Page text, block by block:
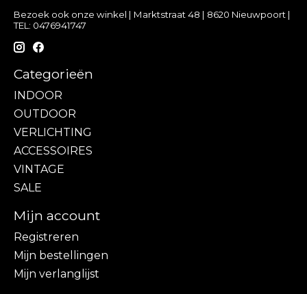
Bezoek ook onze winkel | Marktstraat 48 | 8620 Nieuwpoort |
TEL: 0476941747
Categorieën
INDOOR
OUTDOOR
VERLICHTING
ACCESSOIRES
VINTAGE
SALE
Mijn account
Registreren
Mijn bestellingen
Mijn verlanglijst